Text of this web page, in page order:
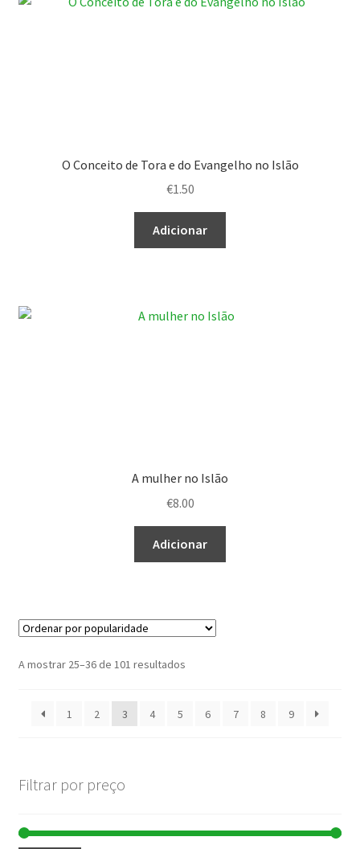
O Conceito de Tora e do Evangelho no Islão
€1.50
Adicionar
A mulher no Islão
€8.00
Adicionar
A mostrar 25–36 de 101 resultadosOrdenado
1
2 3 4 5 6 7 8 9
Filtrar por preço